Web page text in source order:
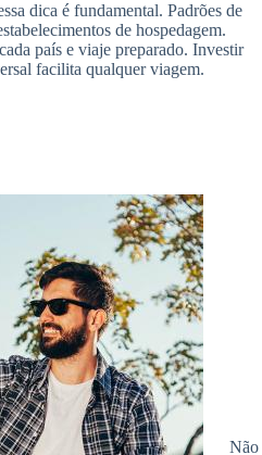
dica é fundamental. Padrões de
de hospedagem.
país e viaje preparado. Investir
facilita qualquer viagem.
Não